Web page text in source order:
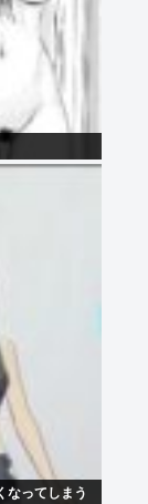
なってしまう